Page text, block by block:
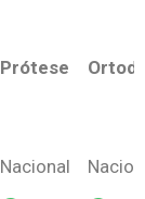
Prótese
Prótese
Nacional